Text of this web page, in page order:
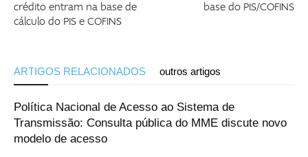
crédito entram na base de
cálculo do PIS e COFINS
base do PIS/COFINS
ARTIGOS RELACIONADOS outros artigos
Política Nacional de Acesso ao Sistema de
Transmissão: Consulta pública do MME discute novo
modelo de acesso